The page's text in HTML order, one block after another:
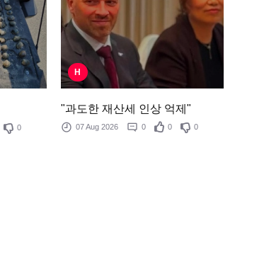
0
H
"과도한 재산세 인상 억제"
07 Aug 2026 0 0 0